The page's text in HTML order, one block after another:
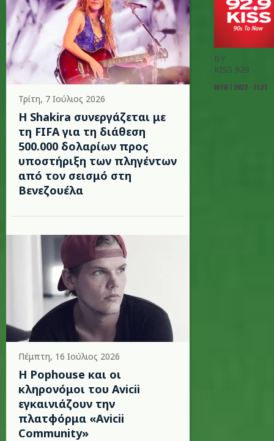
Τρίτη, 7 Ιούλιος 2026
Η Shakira συνεργάζεται με
τη FIFA για τη διάθεση
500.000 δολαρίων προς
υποστήριξη των πληγέντων
από τον σεισμό στη
Βενεζουέλα
Πέμπτη, 16 Ιούλιος 2026
Η Pophouse και οι
κληρονόμοι του Avicii
εγκαινιάζουν την
πλατφόρμα «Avicii
Community»
BY
KISS 929
ΙΟΥΝ 7 2022 - 11:21